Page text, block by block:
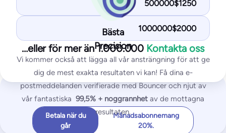
500000$1250
1000000$2000
…eller för mer än 1.000.000 Kontakta oss
Betala när du
går
Månadsabonnemang
20%.
Börja gratis
Du får med Standard-planen:
Placeringstest i inkorgen
Tester av blocklistor för IP- och domäner
SPF- och DKIM-test
DMARK-test
Bästa
Precision
Vi kommer också att lägga all vår ansträngning för att ge
dig de mest exakta resultaten vi kan! Få dina e-
postmeddelanden verifierade med Bouncer och njut av
vår fantastiska 99,5% + noggrannhet av de mottagna
resultaten.